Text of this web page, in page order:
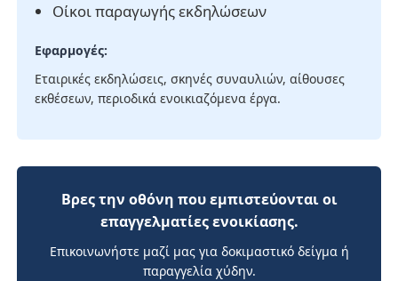
Οίκοι παραγωγής εκδηλώσεων
Εφαρμογές:
Εταιρικές εκδηλώσεις, σκηνές συναυλιών, αίθουσες
εκθέσεων, περιοδικά ενοικιαζόμενα έργα.
Βρες την οθόνη που εμπιστεύονται οι
επαγγελματίες ενοικίασης.
Επικοινωνήστε μαζί μας για δοκιμαστικό δείγμα ή
παραγγελία χύδην.